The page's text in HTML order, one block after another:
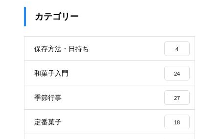
カテゴリー
保存方法・日持ち 4
和菓子入門 24
季節行事 27
定番菓子 18